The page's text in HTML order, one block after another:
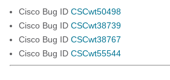
Cisco Bug ID CSCwt50498
Cisco Bug ID CSCwt38739
Cisco Bug ID CSCwt38767
Cisco Bug ID CSCwt55544